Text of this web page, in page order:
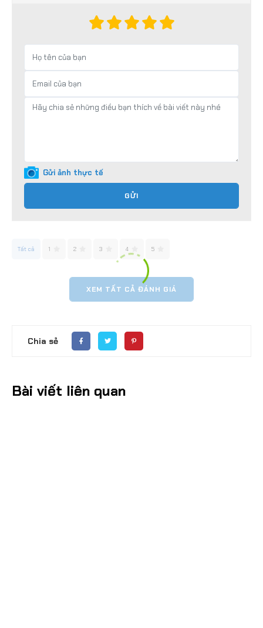
Gửi ảnh thực tế
GỬI
Tất cả 1 2 3 4 5
XEM TẤT CẢ ĐÁNH GIÁ
Chia sẻ
Bài viết liên quan